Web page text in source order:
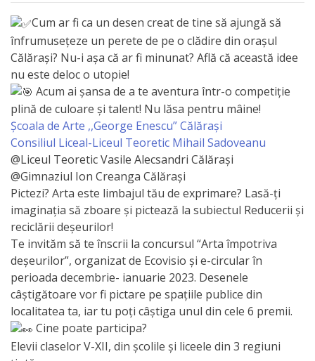
de
Stat
al
Actelor
Locale
Primăria
Aparatul
Primăriei
Lista
colaboratorilor
Primăriei
Călăraşi
Cum ar fi ca un desen creat de tine să ajungă să
înfrumusețeze un perete de pe o clădire din orașul
Călărași? Nu-i așa că ar fi minunat? Află că această idee
nu este deloc o utopie!
Acum ai șansa de a te aventura într-o competiție
plină de culoare și talent! Nu lăsa pentru mâine!
Școala de Arte ,,George Enescu” Călărași
Consiliul Liceal-Liceul Teoretic Mihail Sadoveanu
@Liceul Teoretic Vasile Alecsandri Călărași
@Gimnaziul Ion Creanga Călărași
Pictezi? Arta este limbajul tău de exprimare? Lasă-ți
imaginația să zboare și pictează la subiectul Reducerii și
reciclării deșeurilor!
Te invităm să te înscrii la concursul “Arta împotriva
deșeurilor”, organizat de Ecovisio și e-circular în
perioada decembrie- ianuarie 2023. Desenele
câștigătoare vor fi pictare pe spațiile publice din
localitatea ta, iar tu poți câștiga unul din cele 6 premii.
Cine poate participa?
Elevii claselor V-XII, din școlile și liceele din 3 regiuni